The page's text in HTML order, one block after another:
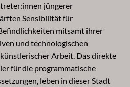
jüngerer
Sensibilität für
mitsamt ihrer
und technologischen
Arbeit. Das direkte
für die programmatische
leben in dieser Stadt